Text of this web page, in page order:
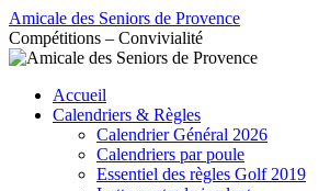
Aller
au
contenu
Amicale des Seniors de Provence
Compétitions – Convivialité
Accueil
Calendriers & Règles
Calendrier Général 2026
Calendriers par poule
Essentiel des règles Golf 2019